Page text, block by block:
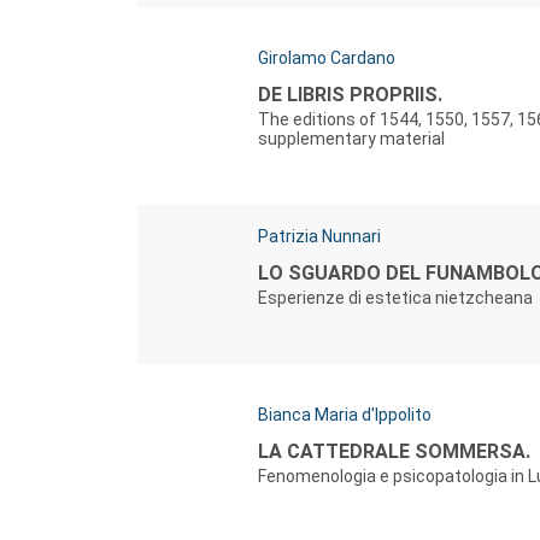
Autori:
Girolamo Cardano
Titolo:
DE LIBRIS PROPRIIS.
The editions of 1544, 1550, 1557,
supplementary material
Autori:
Patrizia Nunnari
Titolo:
LO SGUARDO DEL
Esperienze di estetica nietzcheana
Autori:
Bianca Maria d'Ippolito
Titolo:
LA CATTEDRALE SOMMERSA.
Fenomenologia e psicopatologia in